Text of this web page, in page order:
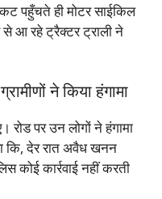
पहुँचते ही मोटर साईकिल
आ रहे ट्रैक्टर ट्राली ने
ने किया हंगामा
रोड पर उन लोगों ने हंगामा
कि, देर रात अवैध खनन
कोई कार्रवाई नहीं करती